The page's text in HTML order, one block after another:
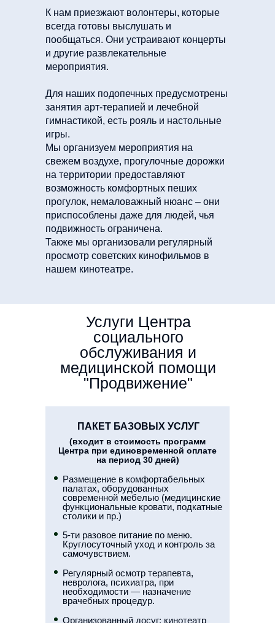
К нам приезжают волонтеры, которые
всегда готовы выслушать и
пообщаться. Они устраивают концерты
и другие развлекательные
мероприятия.
Для наших подопечных предусмотрены
занятия арт-терапией и лечебной
гимнастикой, есть рояль и настольные
игры.
Мы организуем мероприятия на
свежем воздухе, прогулочные дорожки
на территории предоставляют
возможность комфортных пеших
прогулок, немаловажный нюанс – они
приспособлены даже для людей, чья
подвижность ограничена.
Также мы организовали регулярный
просмотр советских кинофильмов в
нашем кинотеатре.
Услуги Центра
социального
обслуживания и
медицинской помощи
"Продвижение"
ПАКЕТ БАЗОВЫХ УСЛУГ
5-ти разовое питание по меню.
Круглосуточный уход и контроль за
самочувствием.
Регулярный осмотр терапевта,
невролога, психиатра, при
необходимости — назначение
врачебных процедур.
(входит в стоимость программ
Центра при единовременной оплате
на период 30 дней)
Размещение в комфортабельных
палатах, оборудованных
современной мебелью (медицинские
функциональные кровати, подкатные
столики и пр.)
Организованный досуг: кинотеатр